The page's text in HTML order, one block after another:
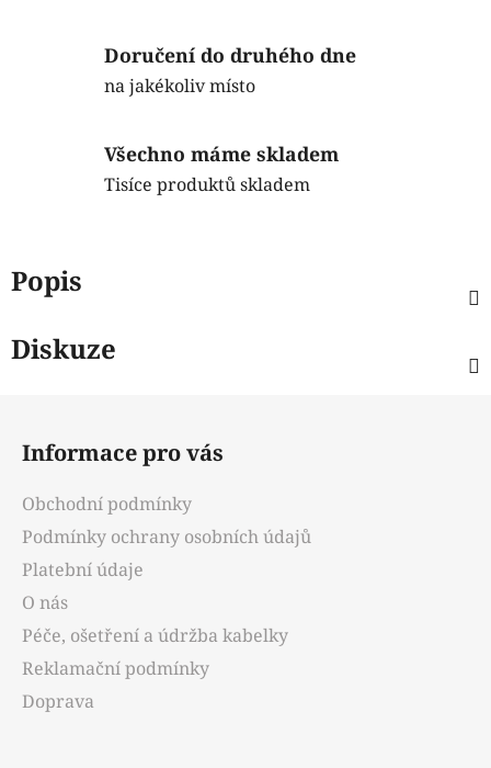
Doručení do druhého dne
na jakékoliv místo
Všechno máme skladem
Tisíce produktů skladem
Popis
Diskuze
Informace pro vás
Obchodní podmínky
Podmínky ochrany osobních údajů
Platební údaje
O nás
Péče, ošetření a údržba kabelky
Reklamační podmínky
Doprava